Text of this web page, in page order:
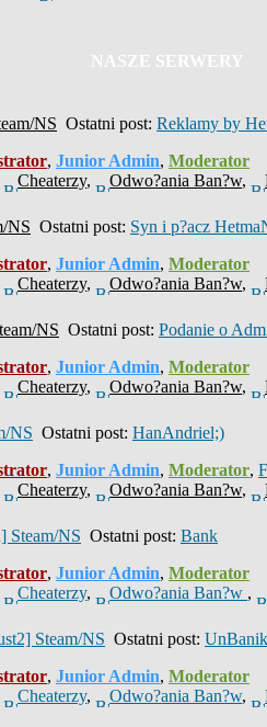
NASZE SERWERY
NS Ostatni post: Reklamy by
, Junior Admin, Moderator
Cheaterzy, Odwo?ania Ban?w,
NS Ostatni post: Syn i p?acz
, Junior Admin, Moderator
Cheaterzy, Odwo?ania Ban?w,
NS Ostatni post: Podanie o
, Junior Admin, Moderator
Cheaterzy, Odwo?ania Ban?w,
NS Ostatni post: HanAndriel;)
, Junior Admin, Moderator,
Cheaterzy, Odwo?ania Ban?w,
Steam/NS Ostatni post: Bank
, Junior Admin, Moderator
Cheaterzy, Odwo?ania Ban?w ,
Steam/NS Ostatni post: UnBanik
, Junior Admin, Moderator
Cheaterzy, Odwo?ania Ban?w,